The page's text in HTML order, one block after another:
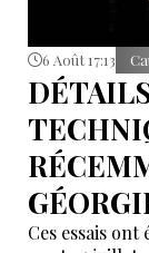
6 Août 17:13
Ces essais